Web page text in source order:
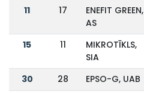
11 17
ENEFIT GREEN,
AS
15 11
MIKROTĪKLS,
SIA
30 28 EPSO-G, UAB